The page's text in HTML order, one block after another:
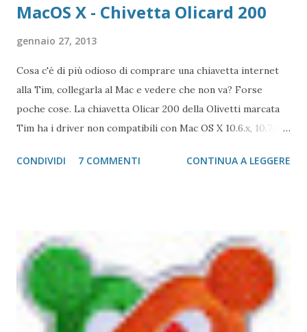
MacOS X - Chivetta Olicard 200
gennaio 27, 2013
Cosa c'è di più odioso di comprare una chiavetta internet
alla Tim, collegarla al Mac e vedere che non va? Forse
poche cose. La chiavetta Olicar 200 della Olivetti marcata
Tim ha i driver non compatibili con Mac OS X 10.6.x, 10.7.x e
Per prima cosa si devono disintallare i driver usciti in
richiesta la password di amministratore) 2 - In
/Library/Modem Scripts c'è il file JRD_HSPA_Modem che
va spostato nel cestino (anche qui potrebbe essere
richiesta la password 3 - /System/Library/Extension
eliminare i file che iniziano per JRD (anche qui potrà essere
CONDIVIDI 7 COMMENTI CONTINUA A LEGGERE